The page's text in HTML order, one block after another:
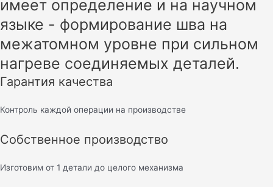
имеет определение и на научном
языке - формирование шва на
межатомном уровне при сильном
нагреве соединяемых деталей.
Гарантия качества
Контроль каждой операции на производстве
Собственное производство
Изготовим от 1 детали до целого механизма